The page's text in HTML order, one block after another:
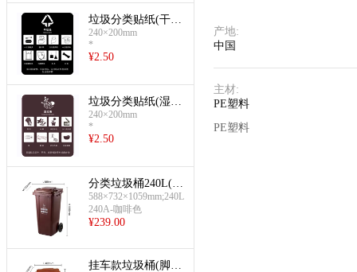
垃圾分类贴纸(干垃
圾)
240×200mm
*
¥2.50
垃圾分类贴纸(湿垃
圾)
240×200mm
*
¥2.50
分类垃圾桶240L(棕
色:湿垃圾)
588×732×1059mm;240L
240A-咖啡色
¥239.00
挂车款垃圾桶(脚
产地:
中国
主材:
PE塑料
PE塑料